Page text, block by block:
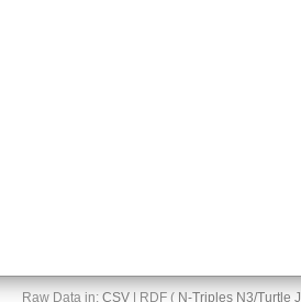
Raw Data in: CSV| RDF ( N-Triples N3/Turtle